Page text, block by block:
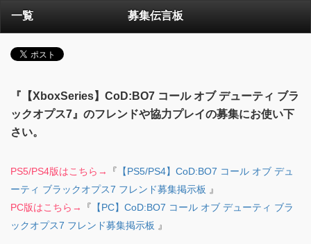
一覧 募集伝言板
『【XboxSeries】CoD:BO7 コール オブ デューティ ブラ
ックオプス7』のフレンドや協力プレイの募集にお使い下
さい。
PS5/PS4版はこちら→ 『 【PS5/PS4】CoD:BO7 コール オブ デュ
ーティ ブラックオプス7 フレンド募集掲示板 』
PC版はこちら→
『 【PC】CoD:BO7 コール オブ デューティ ブラ
ックオプス7 フレンド募集掲示板 』